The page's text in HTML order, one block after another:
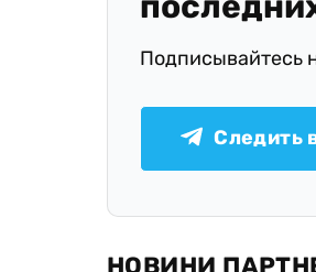
Подписывайтесь
Следить